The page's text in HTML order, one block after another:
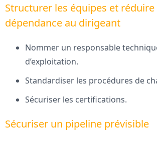
Structurer les équipes et réduire
dépendance au dirigeant
Nommer un responsable
d’exploitation.
Standardiser les procédures de
Sécuriser les certifications.
Sécuriser un pipeline prévisible